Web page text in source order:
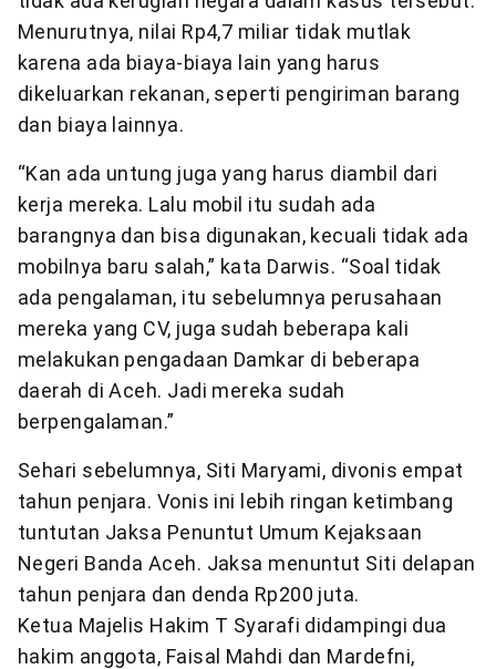
Menurutnya, nilai Rp4,7 miliar tidak mutlak
karena ada biaya-biaya lain yang harus
dikeluarkan rekanan, seperti pengiriman barang
dan biaya lainnya.
“Kan ada untung juga yang harus diambil dari
kerja mereka. Lalu mobil itu sudah ada
barangnya dan bisa digunakan, kecuali tidak ada
mobilnya baru salah,” kata Darwis. “Soal tidak
ada pengalaman, itu sebelumnya perusahaan
mereka yang CV, juga sudah beberapa kali
melakukan pengadaan Damkar di beberapa
daerah di Aceh. Jadi mereka sudah
berpengalaman.”
Sehari sebelumnya, Siti Maryami, divonis empat
tahun penjara. Vonis ini lebih ringan ketimbang
tuntutan Jaksa Penuntut Umum Kejaksaan
Negeri Banda Aceh. Jaksa menuntut Siti delapan
tahun penjara dan denda Rp200 juta.
Ketua Majelis Hakim T Syarafi didampingi dua
hakim anggota, Faisal Mahdi dan Mardefni,